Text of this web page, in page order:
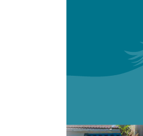
Zum Anfang der Bildergalerie
Rebecca Schütte, Meike
Dressurreiten
Leistungssport